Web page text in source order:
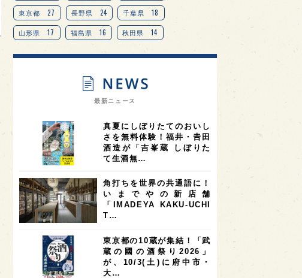
東京都 27 長野県 24 千葉県 18
山形県 17 福島県 16 秋田県 14
愛知県 14 宮城県 14 岐阜県 13
オピニオンリーダーの視点 9
7 奈良県 滋賀県 7 和歌山県 6
6 フランス 6 高知県 5 島根県 5
山口県 4 アメリカ 4 神奈川県 4
大分県 4 三重県 3 3 3
オーストラリア 台湾 2 アジア
SAKEの時代を生きる 1
最新ニュース
真夏にしぼりたてのおいし
さを無料体験！福井・𠮷田
酒造が「吉峯蔵 しぼりた
て生酒無…
角打ちを世界の共通語に！
いまでやの新店舗
「IMADEYA KAKU-UCHI
T…
東京都の10蔵が集結！「武
蔵の國の酒祭り2026」
が、10/3(土)に府中市・
大…